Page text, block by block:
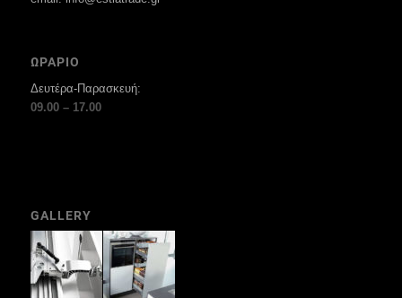
ΩΡΑΡΙΟ
Δευτέρα-Παρασκευή:
09.00 – 17.00
GALLERY